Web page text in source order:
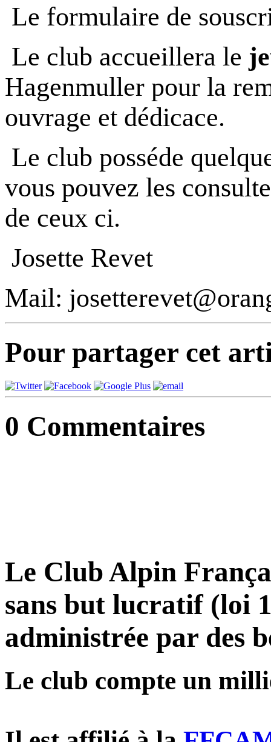
Le formulaire de
Le club accueillera le
Hagenmuller pour la
ouvrage et dédicace.
Le club posséde
vous pouvez les
de ceux ci.
Josette Revet
Mail:
Pour partager cet
0 Commentaires
Le Club Alpin
sans but lucratif (loi
administrée par des
Le club compte un